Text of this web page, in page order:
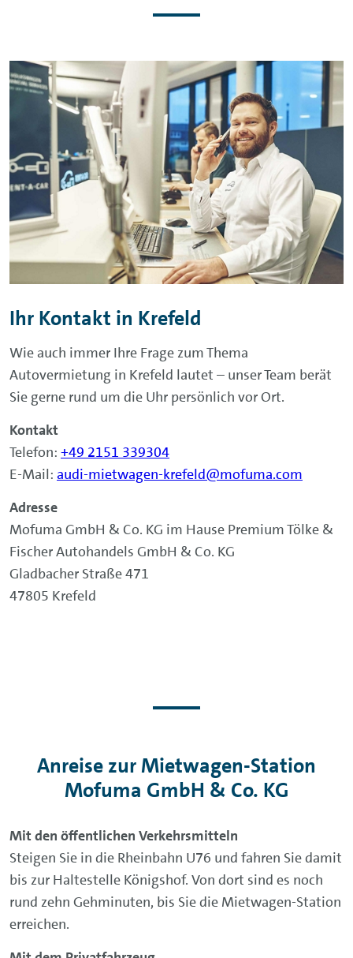
Ihr Kontakt in Krefeld
Wie auch immer Ihre Frage zum Thema
Autovermietung in Krefeld lautet – unser Team berät
Sie gerne rund um die Uhr persönlich vor Ort.
Kontakt
Telefon: +49 2151 339304
E-Mail: audi-mietwagen-krefeld@mofuma.com
Adresse
Mofuma GmbH & Co. KG im Hause Premium Tölke &
Fischer Autohandels GmbH & Co. KG
Gladbacher Straße 471
47805 Krefeld
Anreise zur Mietwagen-Station
Mofuma GmbH & Co. KG
Mit den öffentlichen Verkehrsmitteln
Steigen Sie in die Rheinbahn U76 und fahren Sie damit
bis zur Haltestelle Königshof. Von dort sind es noch
rund zehn Gehminuten, bis Sie die Mietwagen-Station
erreichen.